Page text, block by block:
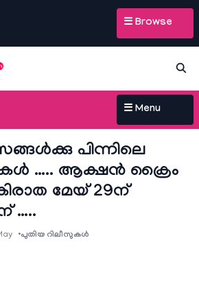
☰ Browse
☰ Menu
പിന്നിലെ
….. ആക്ഷൻ ക്രൈം
കിരാത മേയ് 29ന്
…..
പുതിയ റിലീസുകള്‍